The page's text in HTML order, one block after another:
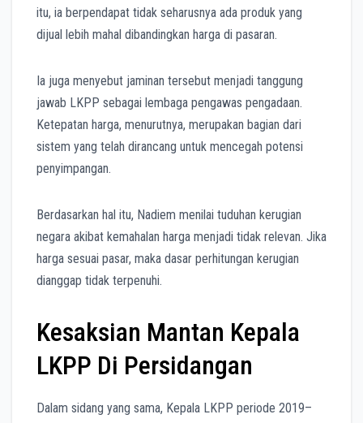
itu, ia berpendapat tidak seharusnya ada produk yang
dijual lebih mahal dibandingkan harga di pasaran.
Ia juga menyebut jaminan tersebut menjadi tanggung
jawab LKPP sebagai lembaga pengawas pengadaan.
Ketepatan harga, menurutnya, merupakan bagian dari
sistem yang telah dirancang untuk mencegah potensi
penyimpangan.
Berdasarkan hal itu, Nadiem menilai tuduhan kerugian
negara akibat kemahalan harga menjadi tidak relevan. Jika
harga sesuai pasar, maka dasar perhitungan kerugian
dianggap tidak terpenuhi.
Kesaksian Mantan Kepala
LKPP Di Persidangan
Dalam sidang yang sama, Kepala LKPP periode 2019–